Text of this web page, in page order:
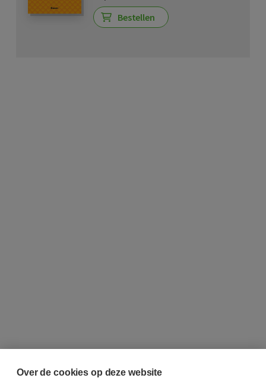
Bestellen
Over de cookies op deze website